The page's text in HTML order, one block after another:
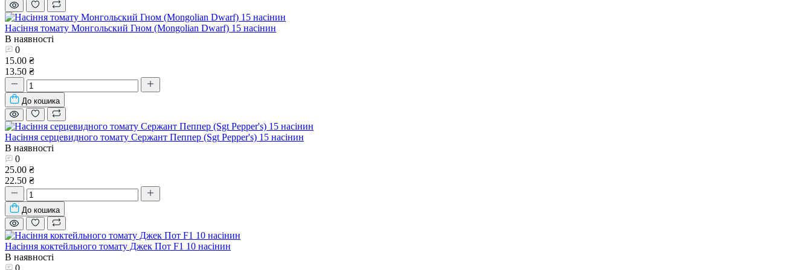
Насіння томату Монгольский Гном (Mongolian Dwarf) 15 насінин
В наявності
0
15.00 ₴
13.50 ₴
До кошика
Насіння серцевидного томату Сержант Пеппер (Sgt Pepper's) 15 насінин
В наявності
0
25.00 ₴
22.50 ₴
До кошика
Насіння коктейльного томату Джек Пот F1 10 насінин
В наявності